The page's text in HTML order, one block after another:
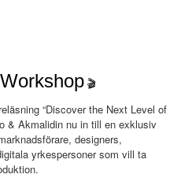
🎬
“Discover the Next Level of
& Akmalidin nu in till en exklusiv
designers,
yrkespersoner som vill ta